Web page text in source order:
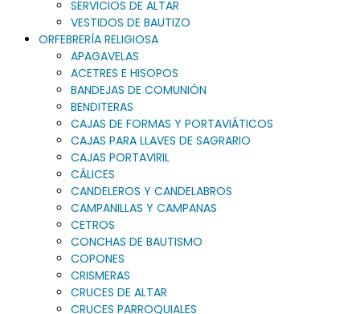
SERVICIOS DE ALTAR
VESTIDOS DE BAUTIZO
ORFEBRERÍA RELIGIOSA
APAGAVELAS
ACETRES E HISOPOS
BANDEJAS DE COMUNIÓN
BENDITERAS
CAJAS DE FORMAS Y PORTAVIÁTICOS
CAJAS PARA LLAVES DE SAGRARIO
CAJAS PORTAVIRIL
CÁLICES
CANDELEROS Y CANDELABROS
CAMPANILLAS Y CAMPANAS
CETROS
CONCHAS DE BAUTISMO
COPONES
CRISMERAS
CRUCES DE ALTAR
CRUCES PARROQUIALES